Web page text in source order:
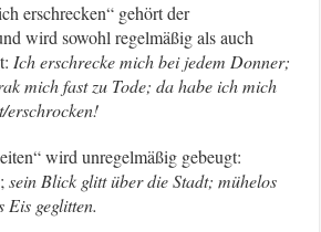
erschrecken“ gehört der
wird sowohl regelmäßig als auch
Ich erschrecke mich bei jedem Donner;
mich fast zu Tode; da habe ich mich
erschrocken!
wird unregelmäßig gebeugt:
sein Blick glitt über die Stadt; mühelos
Eis geglitten.